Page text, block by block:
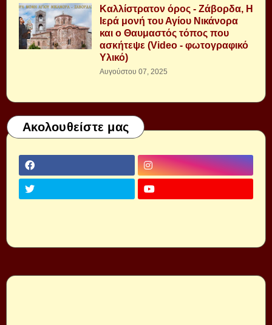
Καλλίστρατον όρος - Ζάβορδα, Η
Ιερά μονή του Αγίου Νικάνορα
και ο Θαυμαστός τόπος που
ασκήτεψε (Video - φωτογραφικό
Υλικό)
Αυγούστου 07, 2025
Ακολουθείστε μας